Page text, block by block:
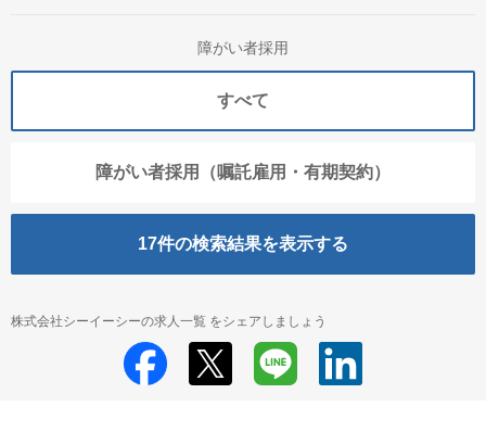
障がい者採用
すべて
障がい者採用（嘱託雇用・有期契約）
17件の検索結果を表示する
株式会社シーイーシーの求人一覧 をシェアしましょう